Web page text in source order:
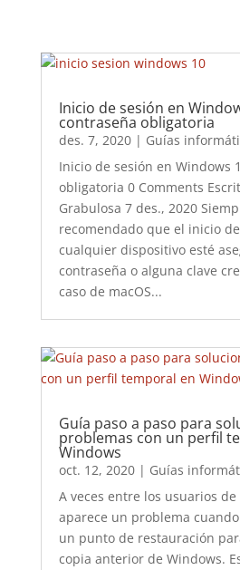
Inicio de sesión en
contraseña obligatoria
des. 7, 2020| Guías
Inicio de sesión en Windows
obligatoria 0 Comments
Grabulosa 7 des., 2020
recomendado que el inicio
cualquier dispositivo esté
contraseña o alguna clave
caso de macOS...
Guía paso a paso para
problemas con un perfil
Windows
oct. 12, 2020| Guías
A veces entre los usuarios de
aparece un problema
un punto de restauración
copia anterior de Windows.